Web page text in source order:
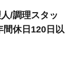
/調理スタッ
間休日120日以